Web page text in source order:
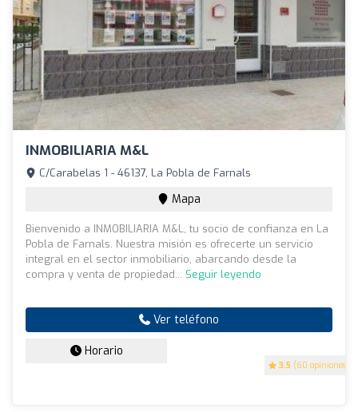
INMOBILIARIA M&L
3.5 (60 opiniones)
C/Carabelas 1 - 46137, La Pobla de Farnals
Mapa
Bienvenido a INMOBILIARIA M&L, tu socio de confianza en La
Pobla de Farnals. Nuestra misión es ofrecerte un servicio
integral en el sector inmobiliario, abarcando desde la
compra y venta de propiedad... Seguir leyendo
Ver teléfono
Horario